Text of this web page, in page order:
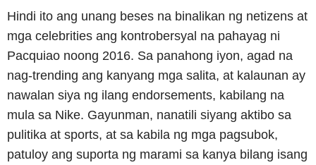
Hindi ito ang unang beses na binalikan ng netizens at
mga celebrities ang kontrobersyal na pahayag ni
Pacquiao noong 2016. Sa panahong iyon, agad na
nag-trending ang kanyang mga salita, at kalaunan ay
nawalan siya ng ilang endorsements, kabilang na
mula sa Nike. Gayunman, nanatili siyang aktibo sa
pulitika at sports, at sa kabila ng mga pagsubok,
patuloy ang suporta ng marami sa kanya bilang isang